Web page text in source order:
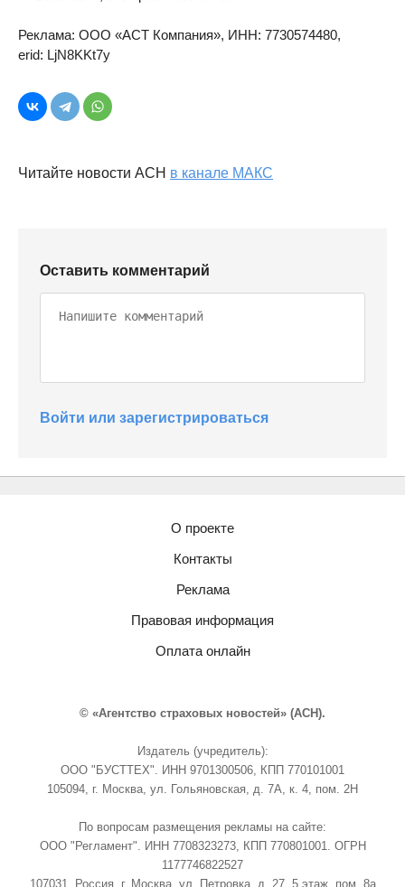
Реклама: ООО «АСТ Компания», ИНН: 7730574480,
erid: LjN8KKt7y
Читайте новости АСН в канале МАКС
Оставить комментарий
Войти или зарегистрироваться
О проекте
Контакты
Реклама
Правовая информация
Оплата онлайн
© «Агентство страховых новостей» (АСН).
Издатель (учредитель):
ООО "БУСТТЕХ". ИНН 9701300506, КПП 770101001
105094, г. Москва, ул. Гольяновская, д. 7А, к. 4, пом. 2Н
По вопросам размещения рекламы на сайте:
ООО "Регламент". ИНН 7708323273, КПП 770801001. ОГРН
1177746822527
107031, Россия, г. Москва, ул. Петровка, д. 27, 5 этаж, пом. 8а